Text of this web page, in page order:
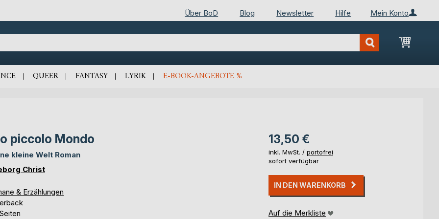
Mein Konto
Über BoD Blog Newsletter Hilfe
Mein
QUEER FANTASY LYRIK E-BOOK-ANGEBOTE %
piccolo Mondo
kleine Welt Roman
Christ
& Erzählungen
13,50 €
inkl. MwSt. / portofrei
sofort verfügbar
IN DEN WARENKORB
Auf die Merkliste